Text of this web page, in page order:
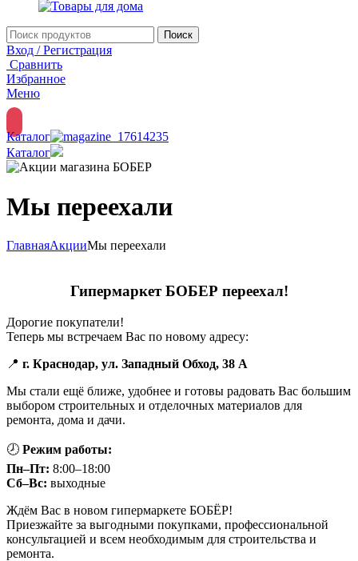
Поиск
Вход / Регистрация
Сравнить
Избранное
Меню
Каталог
Каталог
Мы переехали
ГлавнаяАкцииМы переехали
Гипермаркет БОБЕР переехал!
Дорогие покупатели!
Теперь мы встречаем Вас по новому адресу:
📍 г. Краснодар, ул. Западный Обход, 38 А
Мы стали ещё ближе, удобнее и готовы радовать Вас большим
выбором строительных и отделочных материалов для
ремонта, дома и дачи.
🕗 Режим работы:
Пн–Пт: 8:00–18:00
Сб–Вс: выходные
Ждём Вас в новом гипермаркете БОБЁР!
Приезжайте за выгодными покупками, профессиональной
консультацией и всем необходимым для строительства и
ремонта.